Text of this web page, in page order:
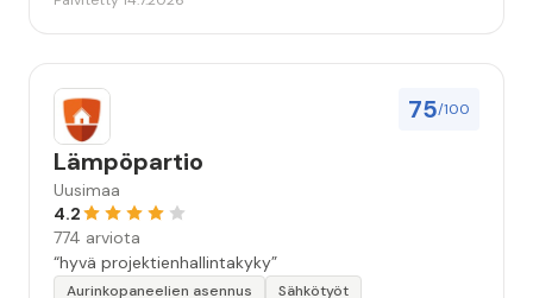
75/100
Lämpöpartio
Uusimaa
4.2
774 arviota
“hyvä projektienhallintakyky”
Aurinkopaneelien asennus
Sähkötyöt